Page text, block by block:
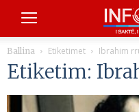
Ballina Etiketimet Ibrahim
Etiketim: